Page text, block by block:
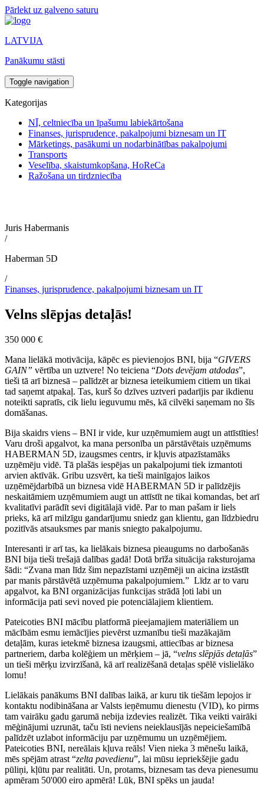
Pārlekt uz galveno saturu
LATVIJA
Panākumu stāsti
Toggle navigation
Kategorijas
NĪ, celtniecība un īpašumu labiekārtošana
Finanses, jurisprudence, pakalpojumi biznesam un IT
Mārketings, pasākumi un nodarbinātības pakalpojumi
Transports
Veselība, skaistumkopšana, HoReCa
Ražošana un tirdzniecība
Juris Habermanis
/
Haberman 5D
/
Finanses, jurisprudence, pakalpojumi biznesam un IT
Velns slēpjas detaļās!
350 000 €
Mana lielākā motivācija, kāpēc es pievienojos BNI, bija “GIVERS
GAIN” vērtība un uztvere! No teiciena “Dots devējam atdodas”,
tieši tā arī biznesā – palīdzēt ar biznesa ieteikumiem citiem un tikai
tad saņemt atpakaļ. Tas, kurš šo dzīves uztveri padarījis par ikdienu
noteikti sapratīs, cik lielu ieguvumu mēs, kā cilvēki saņemam no šīs
domāšanas.
Bija skaidrs viens – BNI ir vide, kur uzņēmumiem augt un attīstīties!
Varu droši apgalvot, ka mana personība un pārstāvētais uzņēmums
HABERMAN 5D, izaugsmes centrs, ir kļuvis atpazīstamāks
uzņēmēju vidē. Tā plašās iespējas un pakalpojumi tiek izmantoti
arvien aktīvāk. Gribu uzsvērt, ka tieši mainīgajos laikos
uzņēmējdarbībā un biznesa vidē HABERMAN 5D ir palīdzējis
neskaitāmiem uzņēmumiem augt un attīstīt ne tikai komandas, bet arī
kvalitatīvi parādīt sevi digitālajā vidē. Par to man pašam ir liels
prieks, kā arī milzīgu gandarījumu sniedz gan klientu, gan līdzbiedru
pozitīvās atsauksmes par manis sniegto pakalpojumu.
Interesanti ir arī tas, ka lielākais biznesa pieaugums no darbošanās
BNI bija tieši trešajā dalības gadā! Dotā brīža situācija raksturojama
šādi: “Zvana man līdz šim nepazīstami uzņēmēji un aicina izstāstīt
par manis pārstāvētā uzņēmuma pakalpojumiem.” Līdz ar to varu
apgalvot, ka BNI organizācijas funkcijas strādā ļoti labi un
informācija pati sevi noved pie potenciālajiem klientiem.
Pateicoties BNI mācību platformā pieejamajiem materiāliem un
mācībām esmu iemācījies pievērst uzmanību tieši mazākajām
detaļām, kuras ietekmē biznesa izaugsmi, attiecības ar biznesa
partneriem, darba kolēģiem un mērķiem – jā, “velns slēpjās detaļās”
un tieši mērķu izvirzīšanā, kā arī realizēšanā detaļas spēlē vislielāko
lomu!
Lielākais panākums BNI dalības laikā, ar kuru tik tiešām lepojos ir
kontaktu nodibināšana ar Valsts ieņēmumu dienestu (VID), ko pirms
tam vairāku gadu garumā nebija izdevies realizēt. Tika veikti vairāki
mēģinājumi uzrunāt, taču īsti neviens neieklausījās nepeiciešamībā
palīdzēt uzlabot informāciju par uzņēmumu un uzņēmējiem.
Pateicoties BNI, nereālais kļuva reāls! Vien nieka 3 mēnešu laikā,
mēs spējām atrast “zelta pavedienu”, lai mūsu iepriekšējie gadu
pūliņi, kļūtu par realitāti. Un, protams, biznesam tas deva pienesumu
apmēram 50'000 eiro apmērā! Lūk, BNI spēks un jauda!